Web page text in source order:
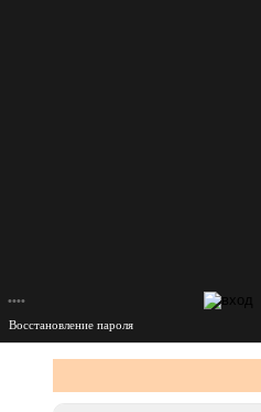
Восстановление пароля